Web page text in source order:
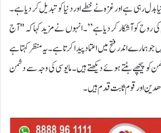
رہی ہے اور غزہ نے خطے اور دنیا کو تبدیل کر دیا ہے۔
روح کو آشکار کر دیا ہے”۔انہوں نے مزید کہا کہ "آج
ہمارے اندر فتح میں اعتماد پیدا کرتا ہے۔ یہ منظر کہتا ہے
کو پیچھے ہٹتے ہوئے دیکھتے ہیں۔ مایوسی کی وجہ سے دشمن
اور قوم ثابت قدم ہیں۔